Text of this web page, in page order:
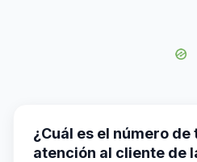
¿Cuál es el número
atención al cliente de